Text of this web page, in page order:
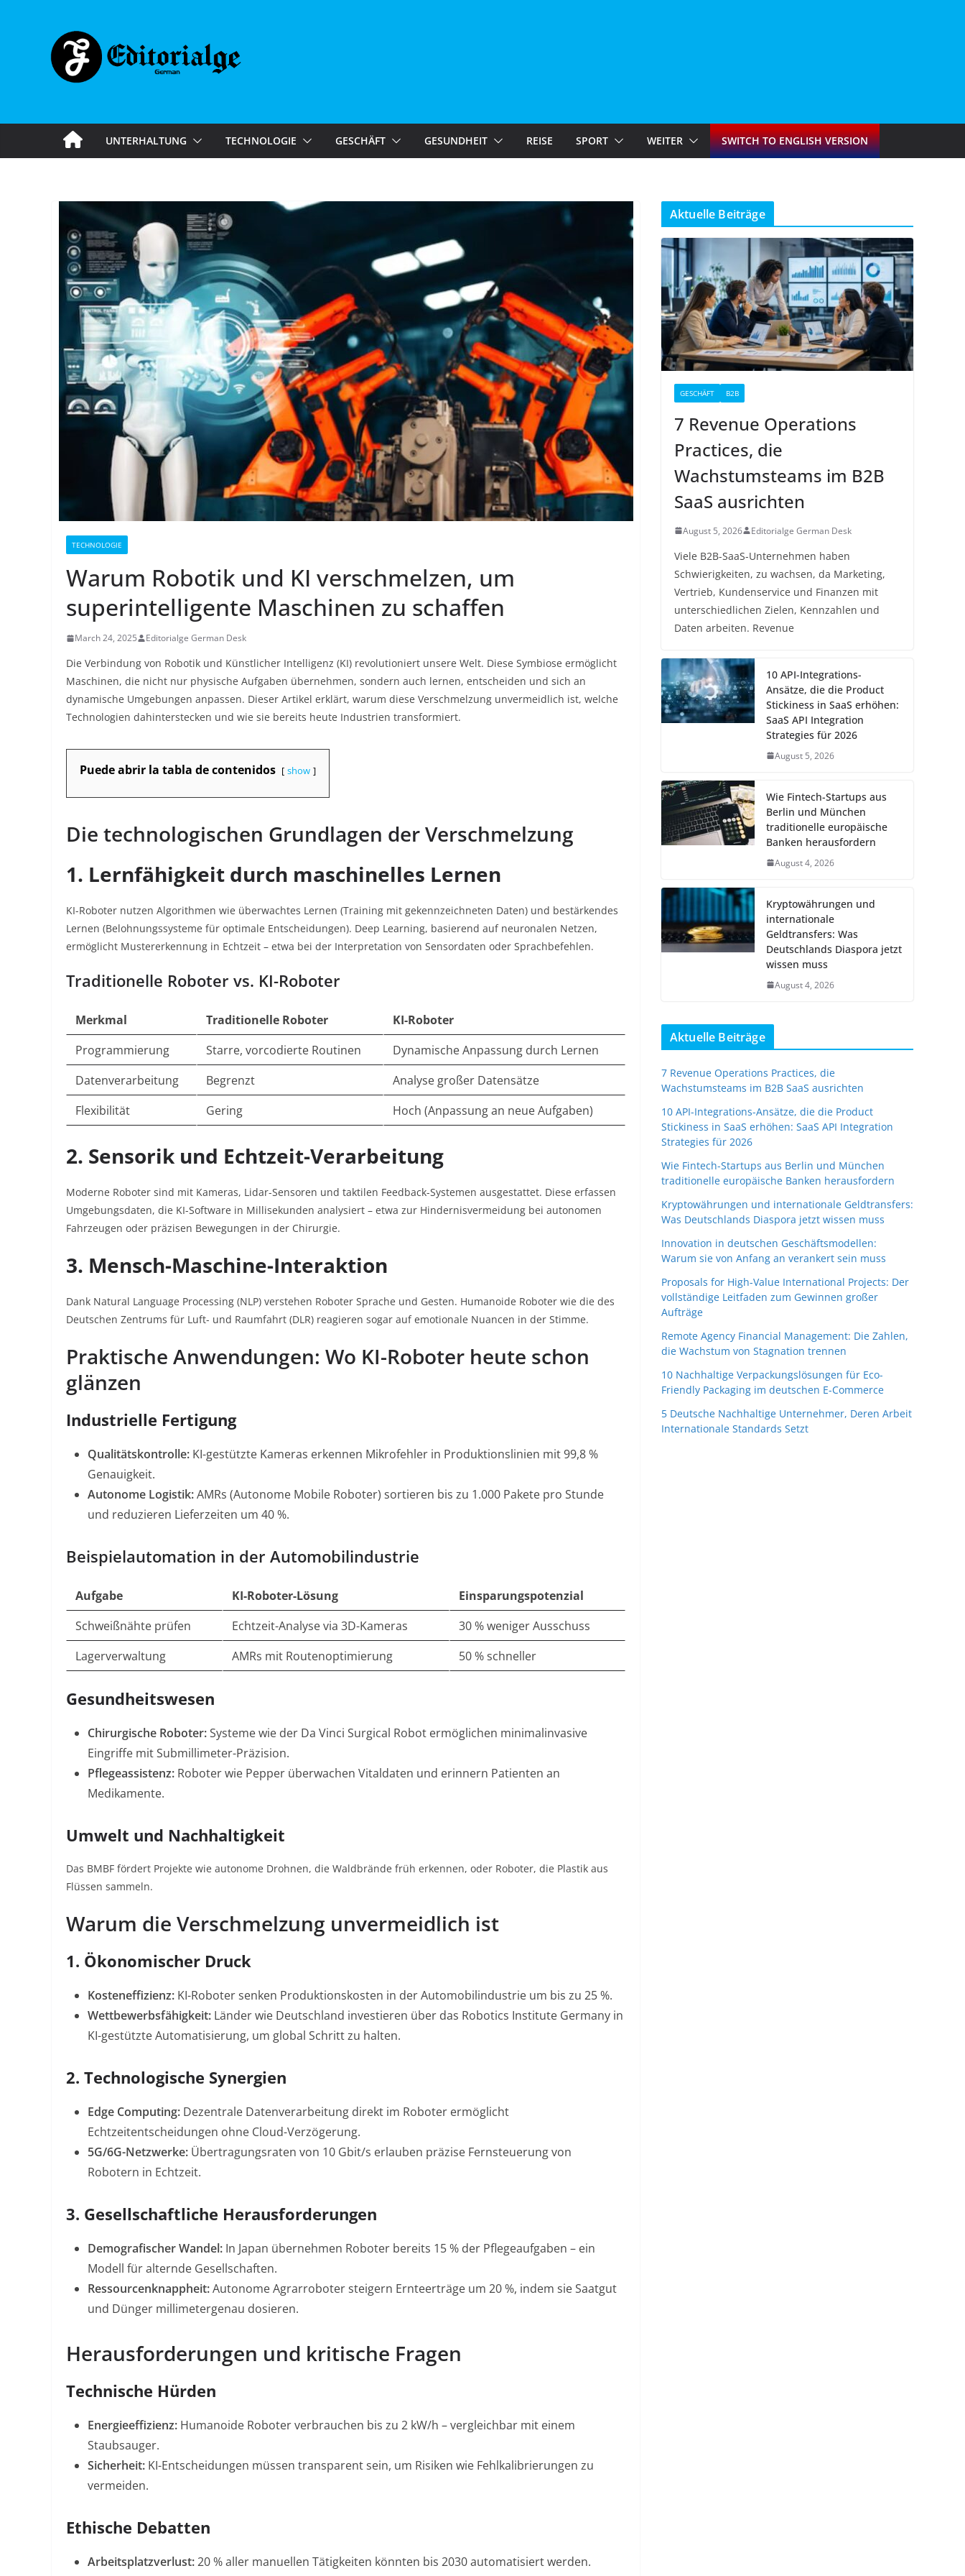
UNTERHALTUNG TECHNOLOGIE GESCHÄFT GESUNDHEIT REISE SPORT WEITER SWITCH TO ENGLISH VERSION
TECHNOLOGIE
Warum Robotik und KI verschmelzen, um
superintelligente Maschinen zu schaffen
March 24, 2025 Editorialge German Desk
Die Verbindung von Robotik und Künstlicher Intelligenz (KI) revolutioniert unsere Welt. Diese Symbiose ermöglicht
Maschinen, die nicht nur physische Aufgaben übernehmen, sondern auch lernen, entscheiden und sich an
dynamische Umgebungen anpassen. Dieser Artikel erklärt, warum diese Verschmelzung unvermeidlich ist, welche
Technologien dahinterstecken und wie sie bereits heute Industrien transformiert.
Puede abrir la tabla de contenidos show
Die technologischen Grundlagen der Verschmelzung
1. Lernfähigkeit durch maschinelles Lernen
KI-Roboter nutzen Algorithmen wie überwachtes Lernen (Training mit gekennzeichneten Daten) und bestärkendes
Lernen (Belohnungssysteme für optimale Entscheidungen). Deep Learning, basierend auf neuronalen Netzen,
ermöglicht Mustererkennung in Echtzeit – etwa bei der Interpretation von Sensordaten oder Sprachbefehlen.
Traditionelle Roboter vs. KI-Roboter
Merkmal Traditionelle Roboter
KI-Roboter
Programmierung
Starre, vorcodierte Routinen
Dynamische Anpassung durch Lernen
Datenverarbeitung
Begrenzt
Analyse großer Datensätze
Flexibilität
Gering Hoch (Anpassung an neue Aufgaben)
2. Sensorik und Echtzeit-Verarbeitung
Moderne Roboter sind mit Kameras, Lidar-Sensoren und taktilen Feedback-Systemen ausgestattet. Diese erfassen
Umgebungsdaten, die KI-Software in Millisekunden analysiert – etwa zur Hindernisvermeidung bei autonomen
Fahrzeugen oder präzisen Bewegungen in der Chirurgie.
3. Mensch-Maschine-Interaktion
Dank Natural Language Processing (NLP) verstehen Roboter Sprache und Gesten. Humanoide Roboter wie die des
Deutschen Zentrums für Luft- und Raumfahrt (DLR) reagieren sogar auf emotionale Nuancen in der Stimme.
Praktische Anwendungen: Wo KI-Roboter heute schon
glänzen
Industrielle Fertigung
Qualitätskontrolle: KI-gestützte Kameras erkennen Mikrofehler in Produktionslinien mit 99,8 %
Genauigkeit.
Autonome Logistik:AMRs (Autonome Mobile Roboter) sortieren bis zu 1.000 Pakete pro Stunde
und reduzieren Lieferzeiten um 40 %.
Beispielautomation in der Automobilindustrie
Aufgabe KI-Roboter-Lösung
Einsparungspotenzial
Schweißnähte prüfen
Echtzeit-Analyse via 3D-Kameras
30 % weniger Ausschuss
Lagerverwaltung
AMRs mit Routenoptimierung 50 % schneller
Gesundheitswesen
Chirurgische Roboter:Systeme wie der Da Vinci Surgical Robot ermöglichen minimalinvasive
Eingriffe mit Submillimeter-Präzision.
Pflegeassistenz: Roboter wie Pepper überwachen Vitaldaten und erinnern Patienten an
Medikamente.
Umwelt und Nachhaltigkeit
Das BMBF fördert Projekte wie autonome Drohnen, die Waldbrände früh erkennen, oder Roboter, die Plastik aus
Flüssen sammeln.
Warum die Verschmelzung unvermeidlich ist
1. Ökonomischer Druck
Kosteneffizienz: KI-Roboter senken Produktionskosten in der Automobilindustrie um bis zu 25 %.
Wettbewerbsfähigkeit: Länder wie Deutschland investieren über das Robotics Institute Germany in
KI-gestützte Automatisierung, um global Schritt zu halten.
2. Technologische Synergien
Edge Computing: Dezentrale Datenverarbeitung direkt im Roboter ermöglicht
Echtzeitentscheidungen ohne Cloud-Verzögerung.
5G/6G-Netzwerke: Übertragungsraten von 10 Gbit/s erlauben präzise Fernsteuerung von
Robotern in Echtzeit.
3. Gesellschaftliche Herausforderungen
Demografischer Wandel: In Japan übernehmen Roboter bereits 15 % der Pflegeaufgaben – ein
Modell für alternde Gesellschaften.
Ressourcenknappheit:Autonome Agrarroboter steigern Ernteerträge um 20 %, indem sie Saatgut
und Dünger millimetergenau dosieren.
Herausforderungen und kritische Fragen
Technische Hürden
Energieeffizienz: Humanoide Roboter verbrauchen bis zu 2 kW/h – vergleichbar mit einem
Staubsauger.
Sicherheit: KI-Entscheidungen müssen transparent sein, um Risiken wie Fehlkalibrierungen zu
vermeiden.
Ethische Debatten
Arbeitsplatzverlust:20 % aller manuellen Tätigkeiten könnten bis 2030 automatisiert werden.
Aktuelle Beiträge
GESCHÄFT B2B
7 Revenue Operations
Practices, die
Wachstumsteams im B2B
SaaS ausrichten
August 5, 2026 Editorialge German Desk
Viele B2B-SaaS-Unternehmen haben
Schwierigkeiten, zu wachsen, da Marketing,
Vertrieb, Kundenservice und Finanzen mit
unterschiedlichen Zielen, Kennzahlen und
Daten arbeiten. Revenue
10 API-Integrations-
Ansätze, die die Product
Stickiness in SaaS erhöhen:
SaaS API Integration
Strategies für 2026
August 5, 2026
Wie Fintech-Startups aus
Berlin und München
traditionelle europäische
Banken herausfordern
August 4, 2026
Kryptowährungen und
internationale
Geldtransfers: Was
Deutschlands Diaspora jetzt
wissen muss
August 4, 2026
Aktuelle Beiträge
7 Revenue Operations Practices, die
Wachstumsteams im B2B SaaS ausrichten
10 API-Integrations-Ansätze, die die Product
Stickiness in SaaS erhöhen: SaaS API Integration
Strategies für 2026
Wie Fintech-Startups aus Berlin und München
traditionelle europäische Banken herausfordern
Kryptowährungen und internationale Geldtransfers:
Was Deutschlands Diaspora jetzt wissen muss
Innovation in deutschen Geschäftsmodellen:
Warum sie von Anfang an verankert sein muss
Proposals for High-Value International Projects: Der
vollständige Leitfaden zum Gewinnen großer
Aufträge
Remote Agency Financial Management: Die Zahlen,
die Wachstum von Stagnation trennen
10 Nachhaltige Verpackungslösungen für Eco-
Friendly Packaging im deutschen E-Commerce
5 Deutsche Nachhaltige Unternehmer, Deren Arbeit
Internationale Standards Setzt